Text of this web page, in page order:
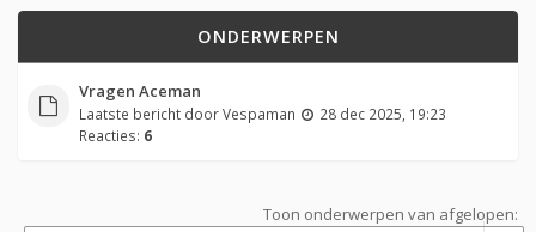
ONDERWERPEN
Vragen Aceman
Laatste bericht doorVespaman
28 dec 2025, 19:23
Reacties: 6
Toon onderwerpen van afgelopen: